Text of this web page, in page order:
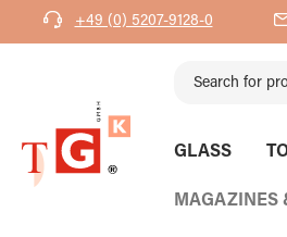
Skip to main navigation
+49 (0) 5207-9128-0
GLASS
MAGAZINES